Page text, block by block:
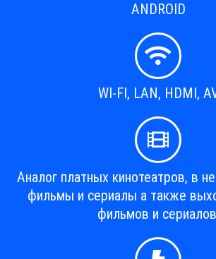
ANDROID
WI-FI, LAN, HDMI,
Аналог платных кинотеатров, в
фильмы и сериалы а также
фильмов и